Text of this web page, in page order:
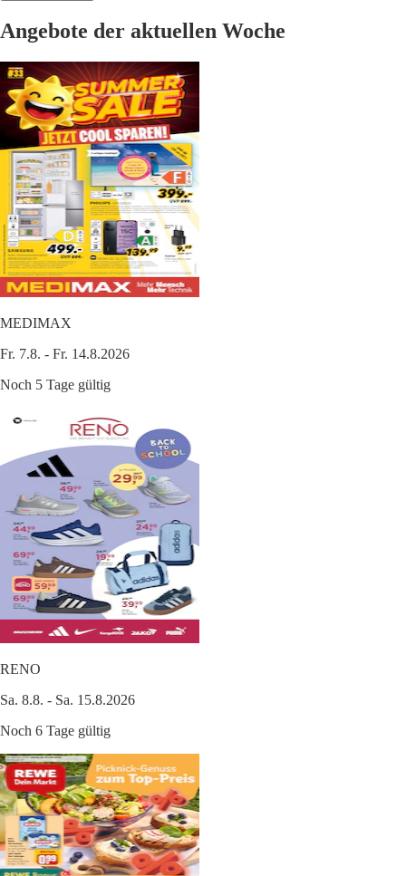
Angebote der aktuellen Woche
MEDIMAX
Fr. 7.8. - Fr. 14.8.2026
Noch 5 Tage gültig
RENO
Sa. 8.8. - Sa. 15.8.2026
Noch 6 Tage gültig